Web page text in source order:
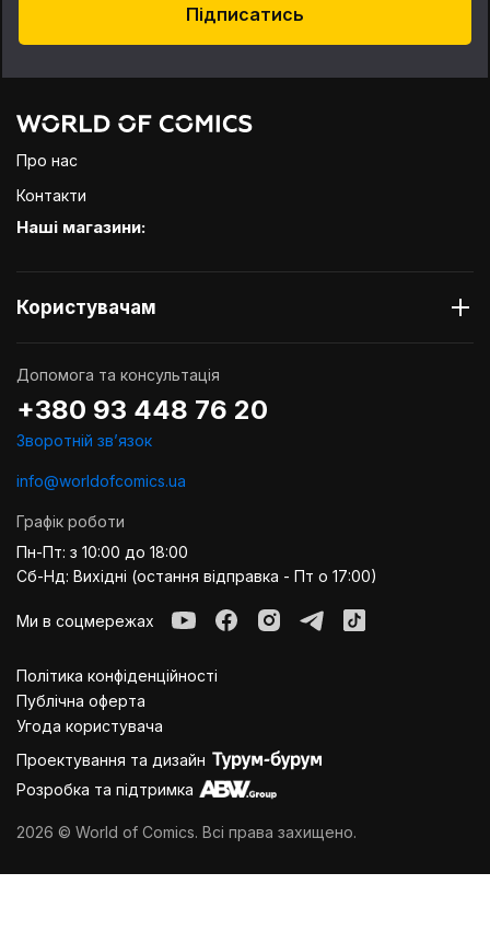
Підписатись
Про нас
Контакти
Наші магазини:
Користувачам
Допомога та консультація
+380 93 448 76 20
Зворотній звʼязок
info@worldofcomics.ua
Графік роботи
Пн-Пт: з 10:00 до 18:00
Сб-Нд: Вихідні (остання відправка - Пт о 17:00)
Ми в соцмережах
Політика конфіденційності
Публiчна оферта
Угода користувача
Проектування та дизайн
Розробка та підтримка
2026 © World of Comics. Всі права захищено.